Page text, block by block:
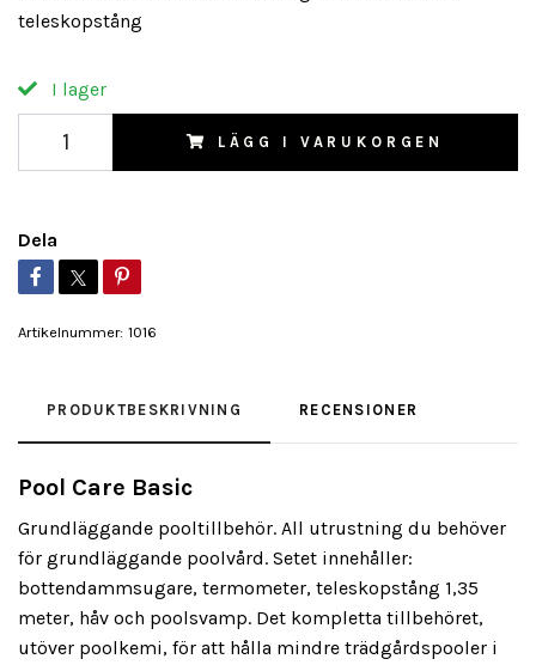
teleskopstång
I lager
LÄGG I VARUKORGEN
Dela
Artikelnummer: 1016
PRODUKTBESKRIVNING RECENSIONER
Pool Care Basic
Grundläggande pooltillbehör. All utrustning du behöver
för grundläggande poolvård. Setet innehåller:
bottendammsugare, termometer, teleskopstång 1,35
meter, håv och poolsvamp. Det kompletta tillbehöret,
utöver poolkemi, för att hålla mindre trädgårdspooler i